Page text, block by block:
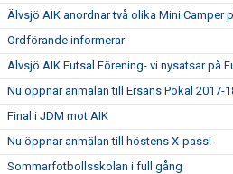
Älvsjö AIK anordnar två olika Mini Camper
Ordförande informerar
Älvsjö AIK Futsal Förening- vi nysatsar på
Nu öppnar anmälan till Ersans Pokal 2017-
Final i JDM mot AIK
Nu öppnar anmälan till höstens X-pass!
Sommarfotbollsskolan i full gång